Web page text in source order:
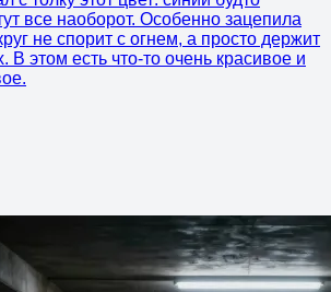
все наоборот. Особенно зацепила
не спорит с огнем, а просто держит
В этом есть что-то очень красивое и